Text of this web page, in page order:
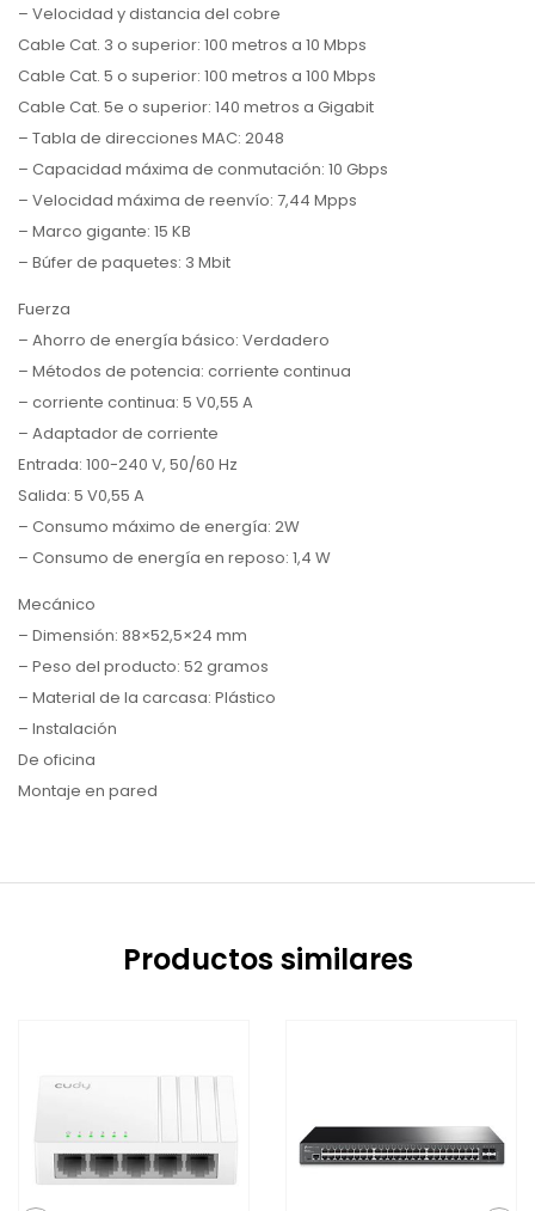
– Velocidad y distancia del cobre
Cable Cat. 3 o superior: 100 metros a 10 Mbps
Cable Cat. 5 o superior: 100 metros a 100 Mbps
Cable Cat. 5e o superior: 140 metros a Gigabit
– Tabla de direcciones MAC: 2048
– Capacidad máxima de conmutación: 10 Gbps
– Velocidad máxima de reenvío: 7,44 Mpps
– Marco gigante: 15 KB
– Búfer de paquetes: 3 Mbit
Fuerza
– Ahorro de energía básico: Verdadero
– Métodos de potencia: corriente continua
– corriente continua: 5 V0,55 A
– Adaptador de corriente
Entrada: 100-240 V, 50/60 Hz
Salida: 5 V0,55 A
– Consumo máximo de energía: 2W
– Consumo de energía en reposo: 1,4 W
Mecánico
– Dimensión: 88×52,5×24 mm
– Peso del producto: 52 gramos
– Material de la carcasa: Plástico
– Instalación
De oficina
Montaje en pared
Productos similares